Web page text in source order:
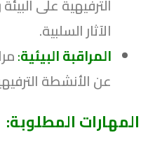
الترفيهية على
الآثار السلبية.
المراقبة البيئية:
عن الأنشطة
المهارات المطلوبة: